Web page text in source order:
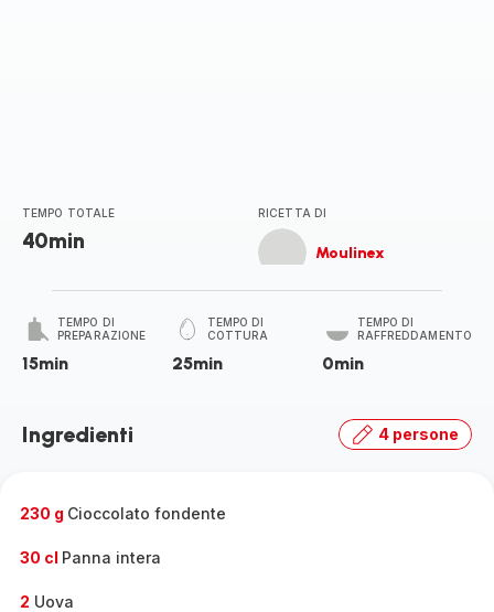
TEMPO TOTALE
40min
RICETTA DI
Moulinex
TEMPO DI
PREPARAZIONE
15min
TEMPO DI
COTTURA
25min
TEMPO DI
RAFFREDDAMENTO
0min
Ingredienti 4 persone
230 g Cioccolato fondente
30 cl Panna intera
2 Uova